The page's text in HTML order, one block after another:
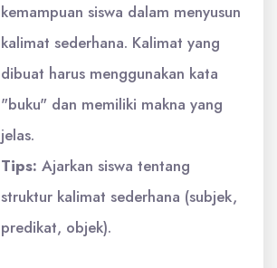
kemampuan siswa dalam menyusun
kalimat sederhana. Kalimat yang
dibuat harus menggunakan kata
"buku" dan memiliki makna yang
jelas.
Tips: Ajarkan siswa tentang
struktur kalimat sederhana (subjek,
predikat, objek).